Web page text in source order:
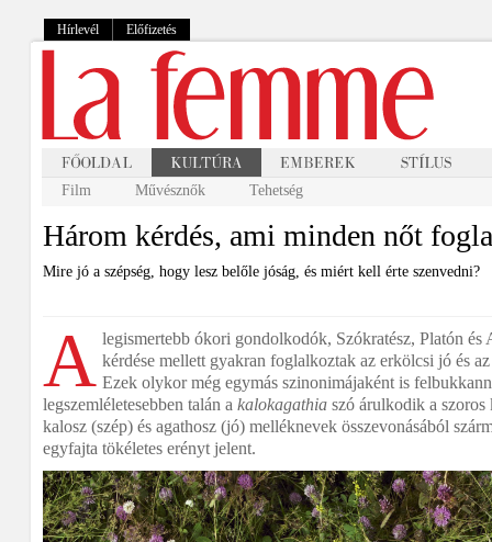
Hírlevél Előfizetés
Film Művésznők Tehetség
Három kérdés, ami minden nőt
Mire jó a szépség, hogy lesz belőle jóság, és miért kell érte szenvedni?
A legismertebb ókori gondolkodók, Szókratész, Platón és
kérdése mellett gyakran foglalkoztak az erkölcsi jó és
Ezek olykor még egymás szinonimájaként is
legszemléletesebben talán a kalokagathia szó árulkodik a
kalosz (szép) és agathosz (jó) melléknevek összevonásából
egyfajta tökéletes erényt jelent.